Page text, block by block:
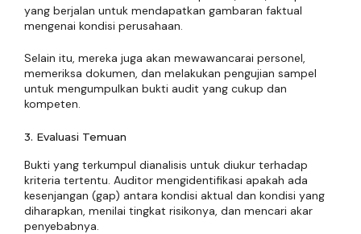
yang berjalan untuk mendapatkan gambaran faktual
mengenai kondisi perusahaan.
Selain itu, mereka juga akan mewawancarai personel,
memeriksa dokumen, dan melakukan pengujian sampel
untuk mengumpulkan bukti audit yang cukup dan
kompeten.
3. Evaluasi Temuan
Bukti yang terkumpul dianalisis untuk diukur terhadap
kriteria tertentu. Auditor mengidentifikasi apakah ada
kesenjangan (gap) antara kondisi aktual dan kondisi yang
diharapkan, menilai tingkat risikonya, dan mencari akar
penyebabnya.